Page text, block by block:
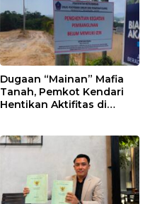
Dugaan “Mainan” Mafia
Tanah, Pemkot Kendari
Hentikan Aktifitas di